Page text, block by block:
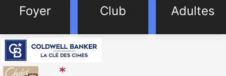
Foyer Club Adultes